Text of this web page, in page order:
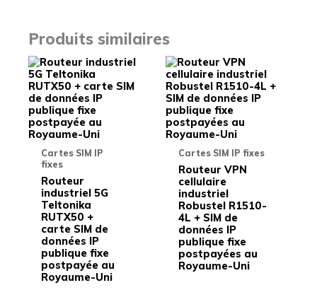
Produits similaires
Cartes SIM IP
fixes
Routeur
industriel 5G
Teltonika
RUTX50 +
carte SIM de
données IP
publique fixe
postpayée au
Royaume-Uni
Ce
a
plusieurs
variations.
Cartes SIM IP fixes
Routeur VPN
cellulaire
industriel
Robustel R1510-
4L + SIM de
données IP
publique fixe
postpayées au
Royaume-Uni
a